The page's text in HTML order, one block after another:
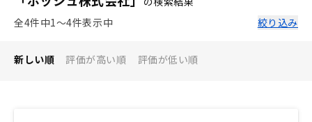
全4件中1〜4件表示中
絞り込み
新しい順 評価が高い順 評価が低い順